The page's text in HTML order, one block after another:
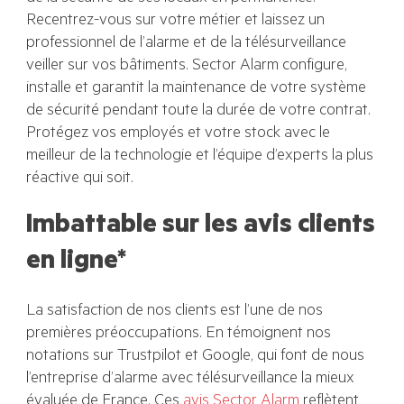
Recentrez-vous sur votre métier et laissez un
professionnel de l’alarme et de la télésurveillance
veiller sur vos bâtiments. Sector Alarm configure,
installe et garantit la maintenance de votre système
de sécurité pendant toute la durée de votre contrat.
Protégez vos employés et votre stock avec le
meilleur de la technologie et l’équipe d’experts la plus
réactive qui soit.
Imbattable sur les avis clients
en ligne*
La satisfaction de nos clients est l’une de nos
premières préoccupations. En témoignent nos
notations sur Trustpilot et Google, qui font de nous
l’entreprise d’alarme avec télésurveillance la mieux